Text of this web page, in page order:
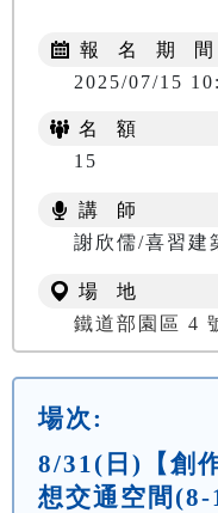
報 名 期 間
2025/07/15
名 額
15
講 師
謝欣儒/喜習建
場 地
鐵道部園區 4
場次:
8/31(日)【創
想交通空間